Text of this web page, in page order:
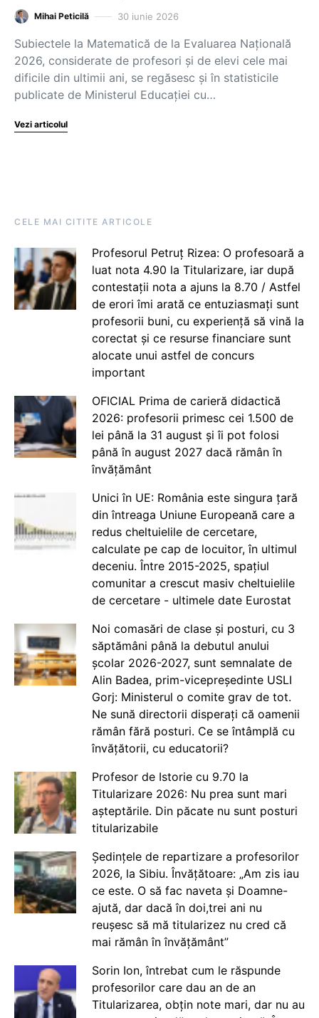
Mihai Peticilă 30 iunie 2026
Subiectele la Matematică de la Evaluarea Națională
2026, considerate de profesori și de elevi cele mai
dificile din ultimii ani, se regăsesc și în statisticile
publicate de Ministerul Educației cu…
Vezi articolul
CELE MAI CITITE ARTICOLE
Profesorul Petruț Rizea: O profesoară a
luat nota 4.90 la Titularizare, iar după
contestații nota a ajuns la 8.70 / Astfel
de erori îmi arată ce entuziasmați sunt
profesorii buni, cu experiență să vină la
corectat și ce resurse financiare sunt
alocate unui astfel de concurs
important
OFICIAL Prima de carieră didactică
2026: profesorii primesc cei 1.500 de
lei până la 31 august și îi pot folosi
până în august 2027 dacă rămân în
învățământ
Unici în UE: România este singura țară
din întreaga Uniune Europeană care a
redus cheltuielile de cercetare,
calculate pe cap de locuitor, în ultimul
deceniu. Între 2015-2025, spațiul
comunitar a crescut masiv cheltuielile
de cercetare - ultimele date Eurostat
Noi comasări de clase și posturi, cu 3
săptămâni până la debutul anului
școlar 2026-2027, sunt semnalate de
Alin Badea, prim-vicepreședinte USLI
Gorj: Ministerul o comite grav de tot.
Ne sună directorii disperați că oamenii
rămân fără posturi. Ce se întâmplă cu
învățătorii, cu educatorii?
Profesor de Istorie cu 9.70 la
Titularizare 2026: Nu prea sunt mari
așteptările. Din păcate nu sunt posturi
titularizabile
Ședințele de repartizare a profesorilor
2026, la Sibiu. Învățătoare: „Am zis iau
ce este. O să fac naveta și Doamne-
ajută, dar dacă în doi,trei ani nu
reușesc să mă titularizez nu cred că
mai rămân în învățământ”
Sorin Ion, întrebat cum le răspunde
profesorilor care dau an de an
Titularizarea, obțin note mari, dar nu au